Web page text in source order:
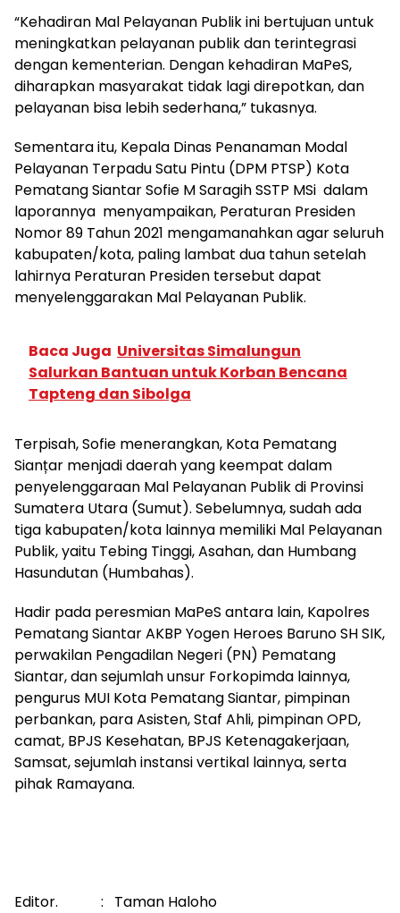
“Kehadiran Mal Pelayanan Publik ini bertujuan untuk
meningkatkan pelayanan publik dan terintegrasi
dengan kementerian. Dengan kehadiran MaPeS,
diharapkan masyarakat tidak lagi direpotkan, dan
pelayanan bisa lebih sederhana,” tukasnya.
Sementara itu, Kepala Dinas Penanaman Modal
Pelayanan Terpadu Satu Pintu (DPM PTSP) Kota
Pematang Siantar Sofie M Saragih SSTP MSi dalam
laporannya menyampaikan, Peraturan Presiden
Nomor 89 Tahun 2021 mengamanahkan agar seluruh
kabupaten/kota, paling lambat dua tahun setelah
lahirnya Peraturan Presiden tersebut dapat
menyelenggarakan Mal Pelayanan Publik.
Baca Juga Universitas Simalungun
Salurkan Bantuan untuk Korban Bencana
Tapteng dan Sibolga
Terpisah, Sofie menerangkan, Kota Pematang
Sianțar menjadi daerah yang keempat dalam
penyelenggaraan Mal Pelayanan Publik di Provinsi
Sumatera Utara (Sumut). Sebelumnya, sudah ada
tiga kabupaten/kota lainnya memiliki Mal Pelayanan
Publik, yaitu Tebing Tinggi, Asahan, dan Humbang
Hasundutan (Humbahas).
Hadir pada peresmian MaPeS antara lain, Kapolres
Pematang Siantar AKBP Yogen Heroes Baruno SH SIK,
perwakilan Pengadilan Negeri (PN) Pematang
Siantar, dan sejumlah unsur Forkopimda lainnya,
pengurus MUI Kota Pematang Siantar, pimpinan
perbankan, para Asisten, Staf Ahli, pimpinan OPD,
camat, BPJS Kesehatan, BPJS Ketenagakerjaan,
Samsat, sejumlah instansi vertikal lainnya, serta
pihak Ramayana.
Editor. : Taman Haloho